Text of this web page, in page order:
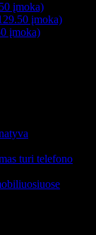
įmoka)
įmoka)
įmoka)
turi telefono